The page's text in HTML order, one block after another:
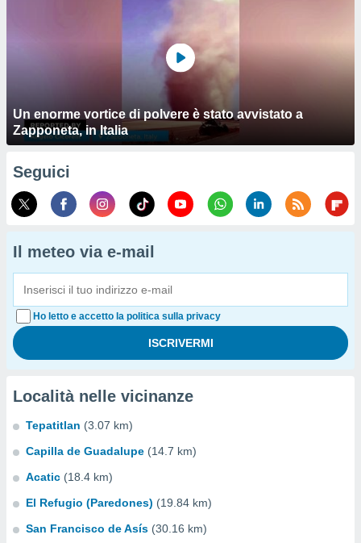
Un enorme vortice di polvere è stato avvistato a
Zapponeta, in Italia
Seguici
Il meteo via e-mail
Ho letto e accetto la politica sulla privacy
Località nelle vicinanze
Tepatitlan (3.07 km)
Capilla de Guadalupe (14.7 km)
Acatic (18.4 km)
El Refugio (Paredones) (19.84 km)
San Francisco de Asís (30.16 km)